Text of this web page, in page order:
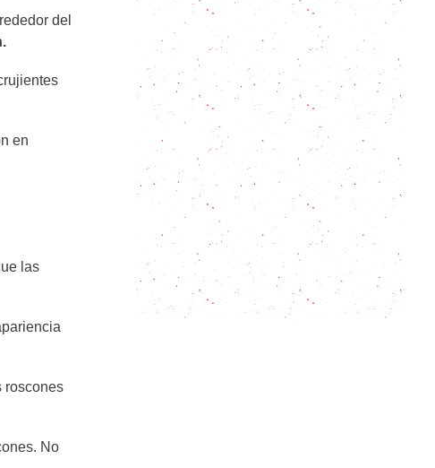
del
en
las
roscones
No
Receta de Mermelada de Moras
casera: sabor frutal en tu cocina
con pocos ingredientes
Cómo hacer almíbar: todos los
tipos!
Picarones: 9 consejos para
preparar este dulce tradicional del
Perú
Cómo hacer alfajores marplatenses
– El más alfajor de los alfajores